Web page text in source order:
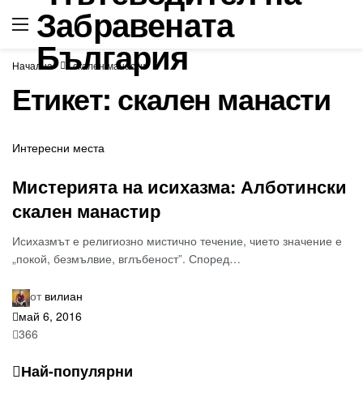
Начална скален манасти
Етикет: скален манасти
Интересни места
Мистерията на исихазма: Алботински
скален манастир
Исихазмът е религиозно мистично течение, чието значение е
„покой, безмълвие, вглъбеност”. Според…
от вилиан
май 6, 2016
366
Най-популярни